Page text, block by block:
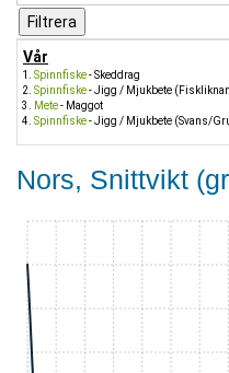
Vår
Spinnfiske- Skeddrag
Spinnfiske- Jigg / Mjukbete
Mete- Maggot
Spinnfiske- Jigg / Mjukbete (Svans/
Nors, Snittvikt